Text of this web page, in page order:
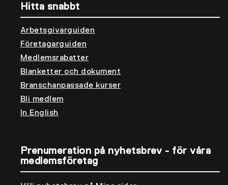
Hitta snabbt
Arbetsgivarguiden
Företagarguiden
Medlemsrabatter
Blanketter och dokument
Branschanpassade kurser
Bli medlem
In English
Prenumeration på nyhetsbrev - för våra
medlemsföretag